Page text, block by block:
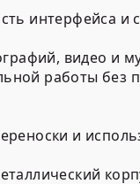
интерфейса и
видео и
работы без
и